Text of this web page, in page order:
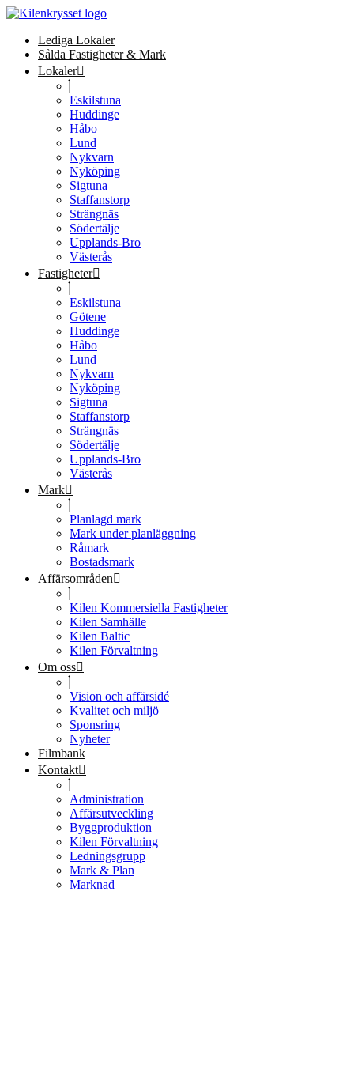
Lediga Lokaler
Sålda Fastigheter & Mark
Lokaler
Eskilstuna
Huddinge
Håbo
Lund
Nykvarn
Nyköping
Sigtuna
Staffanstorp
Strängnäs
Södertälje
Upplands-Bro
Västerås
Fastigheter
Eskilstuna
Götene
Huddinge
Håbo
Lund
Nykvarn
Nyköping
Sigtuna
Staffanstorp
Strängnäs
Södertälje
Upplands-Bro
Västerås
Mark
Planlagd mark
Mark under planläggning
Råmark
Bostadsmark
Affärsområden
Kilen Kommersiella Fastigheter
Kilen Samhälle
Kilen Baltic
Kilen Förvaltning
Om oss
Vision och affärsidé
Kvalitet och miljö
Sponsring
Nyheter
Filmbank
Kontakt
Administration
Affärsutveckling
Byggproduktion
Kilen Förvaltning
Ledningsgrupp
Mark & Plan
Marknad